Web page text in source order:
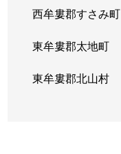
西牟婁郡すさみ町
東牟婁郡太地町
東牟婁郡北山村